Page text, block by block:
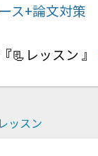
ス+論文対策
📃レッスン 』
ッスン